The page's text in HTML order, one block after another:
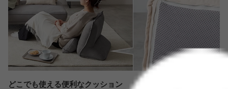
どこでも使える便利なクッション